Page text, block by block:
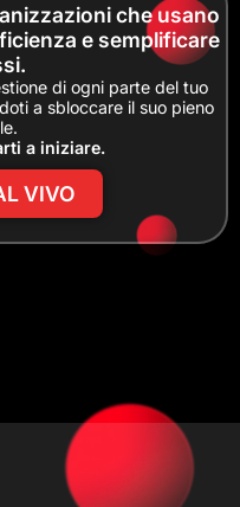
che usano
e semplificare
di ogni parte del tuo
a sbloccare il suo pieno
a iniziare.
VIVO